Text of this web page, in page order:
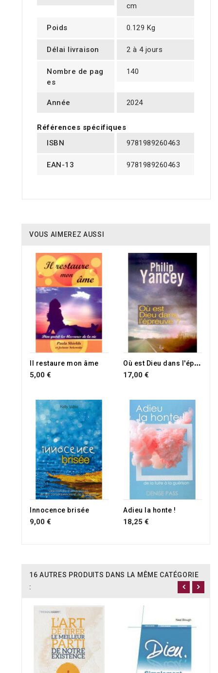
cm
Poids 0.129 Kg
Délai livraison 2 à 4 jours
Nombre de pag
es
140
Année 2024
Références spécifiques
ISBN
9781989260463
EAN-13 9781989260463
VOUS AIMEREZ AUSSI
Il restaure mon âme
5,00 €
O
ù est Dieu dans l'épreuve ?
17,00 €
Innocence brisée
9,00 €
Adieu la honte !
18,25 €
16 AUTRES PRODUITS DANS LA MÊME CATÉGORIE
: